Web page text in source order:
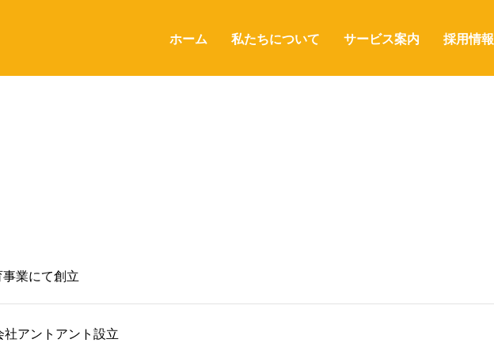
ホーム 私たちについて サービス案内 採用情報
業にて創立
社アントアント設立